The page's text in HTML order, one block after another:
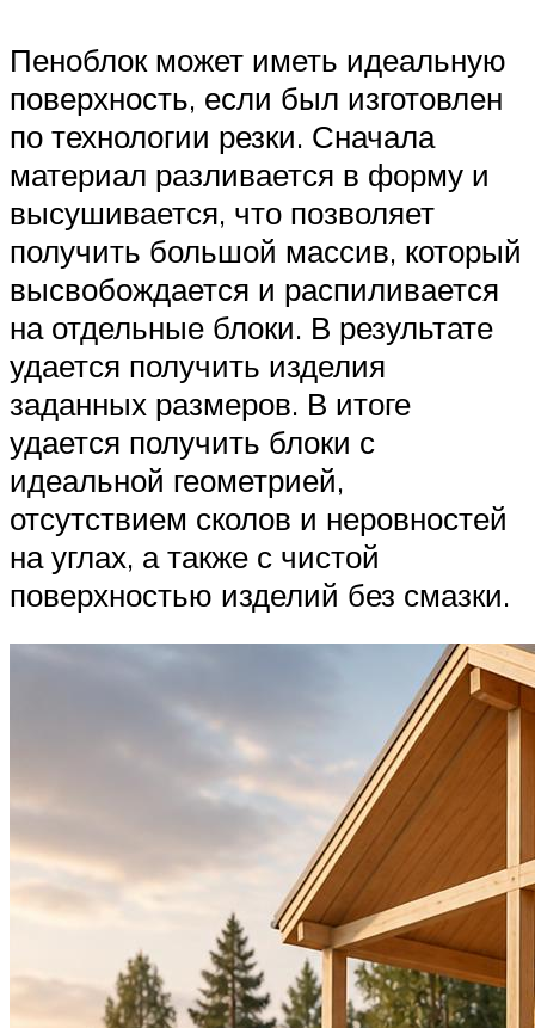
Пеноблок может иметь идеальную
поверхность, если был изготовлен
по технологии резки. Сначала
материал разливается в форму и
высушивается, что позволяет
получить большой массив, который
высвобождается и распиливается
на отдельные блоки. В результате
удается получить изделия
заданных размеров. В итоге
удается получить блоки с
идеальной геометрией,
отсутствием сколов и неровностей
на углах, а также с чистой
поверхностью изделий без смазки.